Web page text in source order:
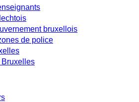
bruxellois
de police